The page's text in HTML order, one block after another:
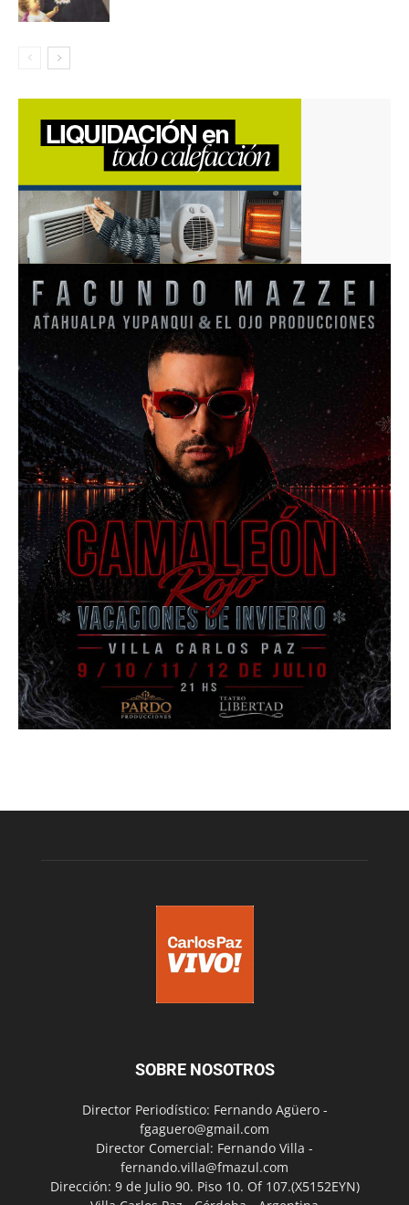
SOBRE NOSOTROS
Director Periodístico: Fernando Agüero -
fgaguero@gmail.com
Director Comercial: Fernando Villa -
fernando.villa@fmazul.com
Dirección: 9 de Julio 90. Piso 10. Of 107.(X5152EYN)